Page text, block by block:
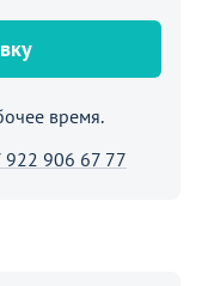
время.
922 906 67 77